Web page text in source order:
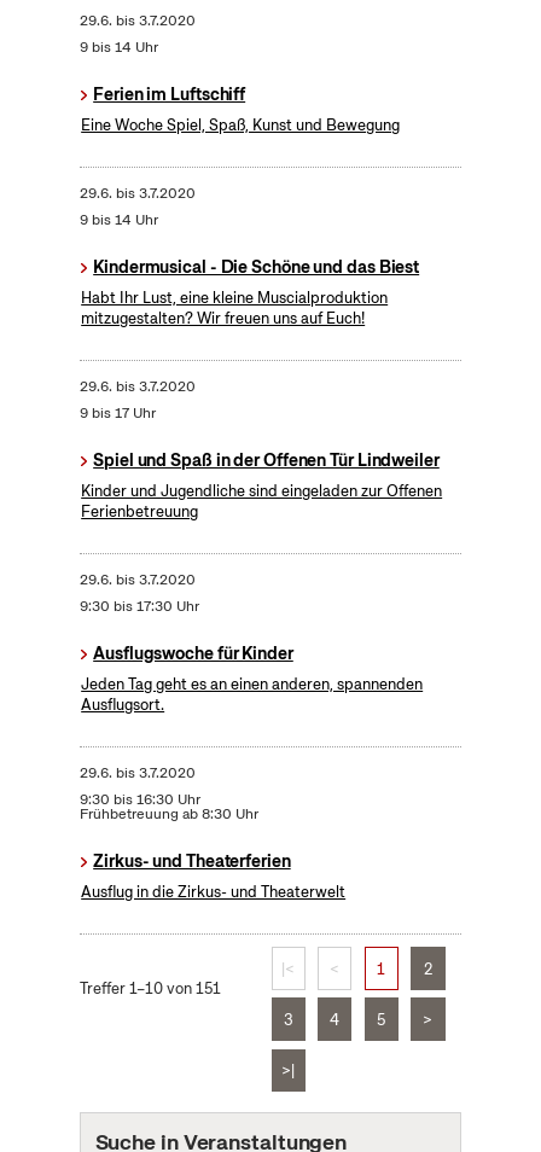
29.6. bis3.7.2020
9 bis 14 Uhr
Ferien im Luftschiff
Eine Woche Spiel, Spaß, Kunst und Bewegung
29.6. bis3.7.2020
9 bis 14 Uhr
Kindermusical - Die Schöne und das Biest
Habt Ihr Lust, eine kleine Muscialproduktion
mitzugestalten? Wir freuen uns auf Euch!
29.6. bis3.7.2020
9 bis 17 Uhr
Spiel und Spaß in der Offenen Tür Lindweiler
Kinder und Jugendliche sind eingeladen zur Offenen
Ferienbetreuung
29.6. bis3.7.2020
9:30 bis 17:30 Uhr
Ausflugswoche für Kinder
Jeden Tag geht es an einen anderen, spannenden
Ausflugsort.
29.6. bis3.7.2020
9:30 bis 16:30 Uhr
Frühbetreuung ab 8:30 Uhr
Zirkus- und Theaterferien
Ausflug in die Zirkus- und Theaterwelt
Treffer 1–10 von 151
|< < 1 2
3 4 5 >
>|
Suche in Veranstaltungen